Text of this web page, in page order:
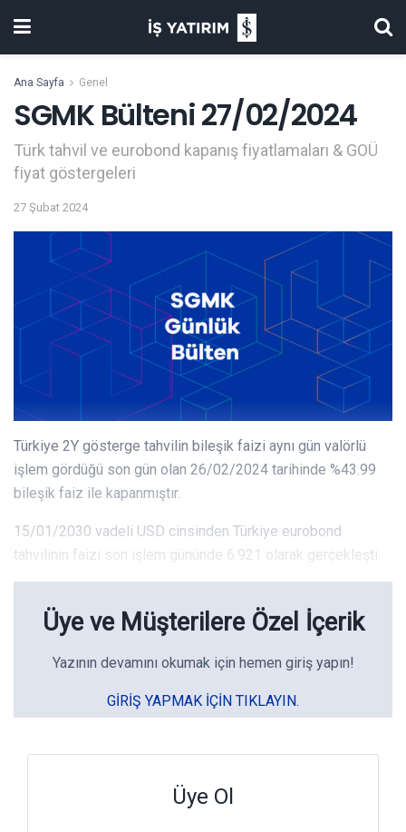
Ana Sayfa Genel
SGMK Bülteni 27/02/2024
Türk tahvil ve eurobond kapanış fiyatlamaları & GOÜ
fiyat göstergeleri
27 Şubat 2024
Türkiye 2Y gösterge tahvilin bileşik faizi aynı gün valörlü
işlem gördüğü son gün olan 26/02/2024 tarihinde %43.99
bileşik faiz ile kapanmıştır.
15/01/2030 vadeli USD cinsinden Türkiye eurobond
tahvilinin faizi son işlem gününde 6.921 olarak gerçekleşti.
Üye ve Müşterilere Özel İçerik
Yazının devamını okumak için hemen giriş yapın!
GIRIŞ YAPMAK IÇIN TIKLAYIN.
Üye Ol